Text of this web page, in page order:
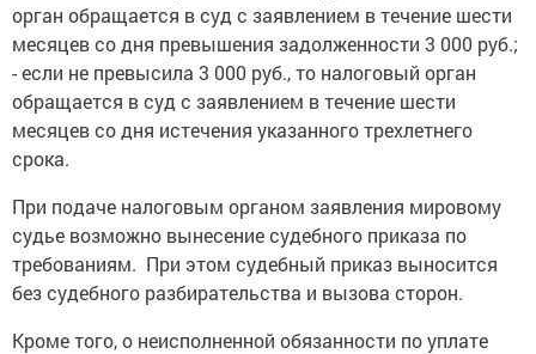
орган обращается в суд с заявлением в течение шести
месяцев со дня превышения задолженности 3 000 руб.;
- если не превысила 3 000 руб., то налоговый орган
обращается в суд с заявлением в течение шести
месяцев со дня истечения указанного трехлетнего
срока.
При подаче налоговым органом заявления мировому
судье возможно вынесение судебного приказа по
требованиям. При этом судебный приказ выносится
без судебного разбирательства и вызова сторон.
Кроме того, о неисполненной обязанности по уплате